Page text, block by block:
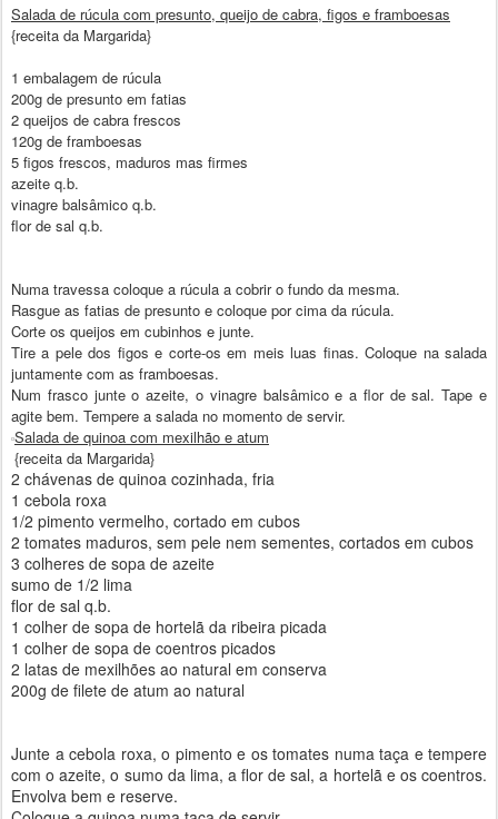
Salada de rúcula com presunto, queijo de cabra, figos e framboesas
{receita da Margarida}
1 embalagem de rúcula
200g de presunto em fatias
2 queijos de cabra frescos
120g de framboesas
5 figos frescos, maduros mas firmes
azeite q.b.
vinagre balsâmico q.b.
flor de sal q.b.
Numa travessa coloque a rúcula a cobrir o fundo da mesma.
Rasgue as fatias de presunto e coloque por cima da rúcula.
Corte os queijos em cubinhos e junte.
Tire a pele dos figos e corte-os em meis luas finas. Coloque na salada
juntamente com as framboesas.
Num frasco junte o azeite, o vinagre balsâmico e a flor de sal. Tape e
agite bem. Tempere a salada no momento de servir.
Salada de quinoa com mexilhão e atum
{receita da Margarida}
2 chávenas de quinoa cozinhada, fria
1 cebola roxa
1/2 pimento vermelho, cortado em cubos
2 tomates maduros, sem pele nem sementes, cortados em cubos
3 colheres de sopa de azeite
sumo de 1/2 lima
flor de sal q.b.
1 colher de sopa de hortelã da ribeira picada
1 colher de sopa de coentros picados
2 latas de mexilhões ao natural em conserva
200g de filete de atum ao natural
Junte a cebola roxa, o pimento e os tomates numa taça e tempere
com o azeite, o sumo da lima, a flor de sal, a hortelã e os coentros.
Envolva bem e reserve.